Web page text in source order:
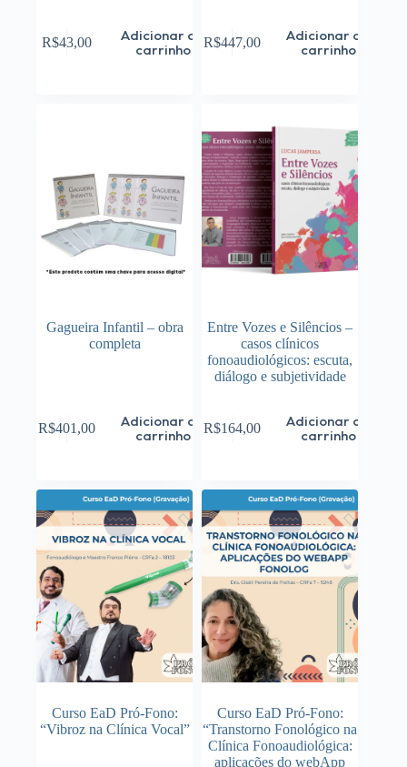
R$43,00
Adicionar ao
carrinho
R$447,00
Adicionar ao
carrinho
Gagueira Infantil – obra
completa
R$401,00
Adicionar ao
carrinho
Entre Vozes e Silêncios –
casos clínicos
fonoaudiológicos: escuta,
diálogo e subjetividade
R$164,00
Adicionar ao
carrinho
Curso EaD Pró-Fono:
“Vibroz na Clínica Vocal”
Curso EaD Pró-Fono:
“Transtorno Fonológico na
Clínica Fonoaudiológica:
aplicações do webApp